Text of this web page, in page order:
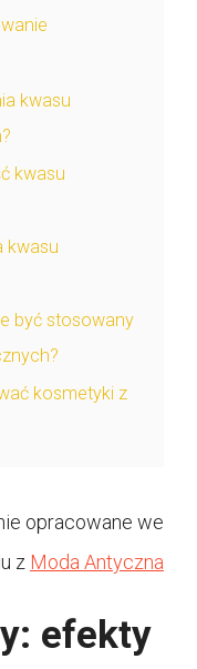
kwasu
kwasu
kwasu
być stosowany
kosmetyki z
opracowane we
z Moda Antyczna
efekty